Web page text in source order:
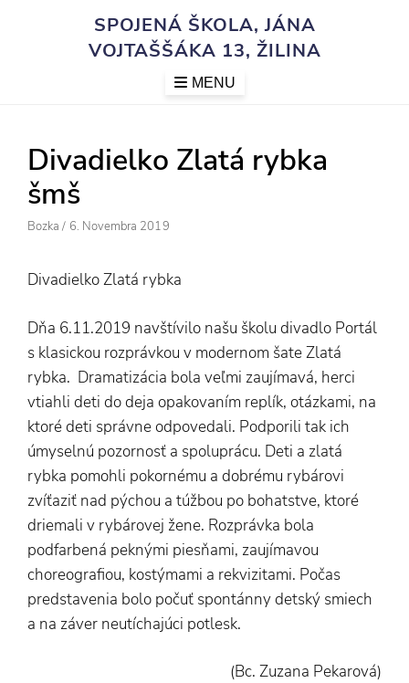
SPOJENÁ ŠKOLA, JÁNA
VOJTAŠŠÁKA 13, ŽILINA
MENU
Divadielko Zlatá rybka
šmš
Author
Bozka / Posted
6. Novembra 2019
Divadielko Zlatá rybka
Dňa 6.11.2019 navštívilo našu školu divadlo Portál
s klasickou rozprávkou v modernom šate Zlatá
rybka. Dramatizácia bola veľmi zaujímavá, herci
vtiahli deti do deja opakovaním replík, otázkami, na
ktoré deti správne odpovedali. Podporili tak ich
úmyselnú pozornosť a spoluprácu. Deti a zlatá
rybka pomohli pokornému a dobrému rybárovi
zvíťaziť nad pýchou a túžbou po bohatstve, ktoré
driemali v rybárovej žene. Rozprávka bola
podfarbená peknými piesňami, zaujímavou
choreografiou, kostýmami a rekvizitami. Počas
predstavenia bolo počuť spontánny detský smiech
a na záver neutíchajúci potlesk.
(Bc. Zuzana Pekarová)